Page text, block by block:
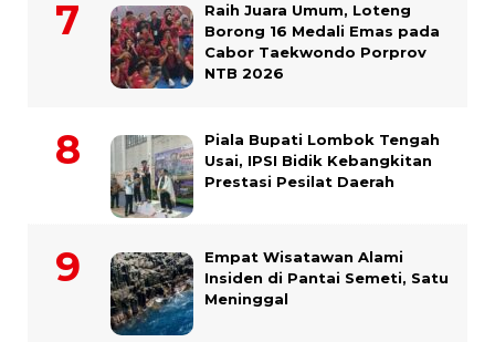
Raih Juara Umum, Loteng
Borong 16 Medali Emas pada
Cabor Taekwondo Porprov
NTB 2026
Piala Bupati Lombok Tengah
Usai, IPSI Bidik Kebangkitan
Prestasi Pesilat Daerah
Empat Wisatawan Alami
Insiden di Pantai Semeti, Satu
Meninggal